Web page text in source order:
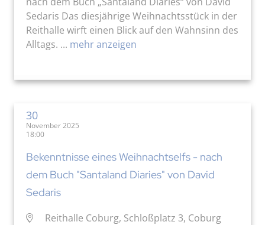
Sedaris Das diesjährige Weihnachtsstück in der
Reithalle wirft einen Blick auf den Wahnsinn des
Alltags. ... mehr anzeigen
30
November 2025
18:00
Bekenntnisse eines Weihnachtselfs - nach
dem Buch "Santaland Diaries" von David
Sedaris
Reithalle Coburg, Schloßplatz 3, Coburg